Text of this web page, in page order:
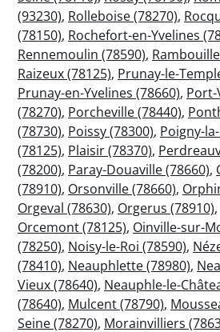
(93230), Rolleboise (78270),
(78150), Rochefort-en-Yvelines
Rennemoulin (78590),
Raizeux (78125), Prunay-le-
Prunay-en-Yvelines (78660), Port-
(78270), Porcheville (78440),
(78730), Poissy (78300), Poigny-
(78125), Plaisir (78370),
(78200), Paray-Douaville (78660),
(78910), Orsonville (78660),
Orgeval (78630), Orgerus (78910),
Orcemont (78125), Oinville-sur-
(78250), Noisy-le-Roi (78590),
(78410), Neauphlette (78980),
Vieux (78640), Neauphle-le-
(78640), Mulcent (78790),
Seine (78270), Morainvilliers